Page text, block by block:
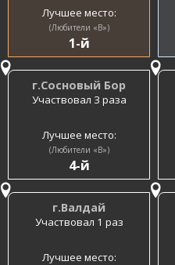
Лучшее место:
(Любители «B»)
1-й
г.Сосновый Бор
Участвовал 3 раза
Лучшее место:
(Любители «B»)
4-й
г.Валдай
Участвовал 1 раз
Лучшее место: